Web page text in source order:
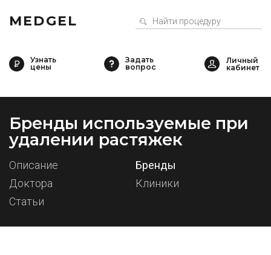
MEDGEL
Узнать
цены
Задать
вопрос
Бренды используемые при
удалении растяжек
Описание
Бренды
Доктора
Клиники
Статьи